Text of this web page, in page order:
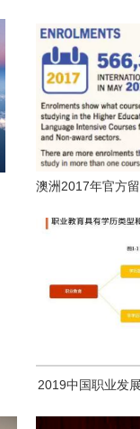
澳洲2017年官方
2019中国职业发